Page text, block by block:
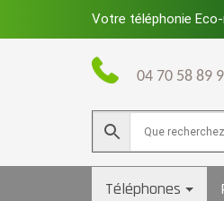
Votre téléphonie
04 70 58
Téléphones